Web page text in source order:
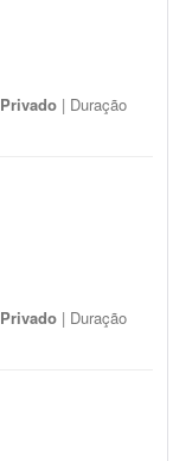
Privado | Duração
Privado | Duração